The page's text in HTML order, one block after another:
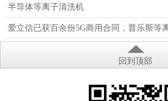
半导体等离子清洗机
爱立信已获百余份5G商用合同，普乐斯等
回到顶部